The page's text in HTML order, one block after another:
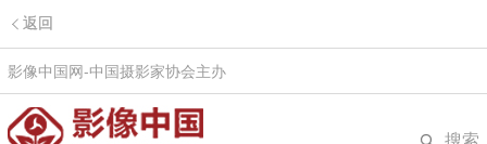
返回
影像中国网-中国摄影家协会主办